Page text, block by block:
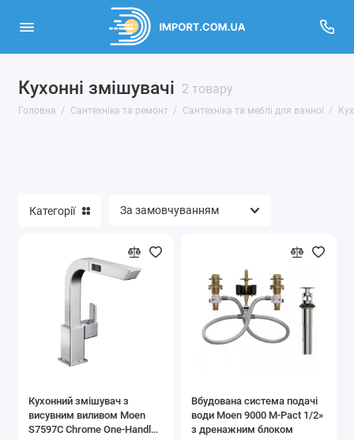
Кухонні змішувачі 2 товару
Головна Сантехніка та ремонт Сантехніка та меблі для ванної
Освітлення
Категорії
Кухонний змішувач з
висувним виливом Moen
S7597C Chrome One-Handle
Вбудована система подачі
води Moen 9000 M-Pact 1/2»
з дренажним блоком